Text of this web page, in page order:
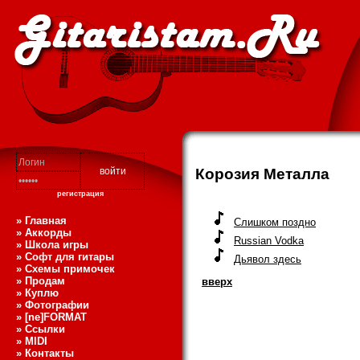
регистрация
Корозия Металла
» Главная
» Аккорды
» Школа игры
» Софт для гитары
» Схемы примочек
» Продам
» Куплю
» Фотографии
» [ne]FORMAT
» Ссылки
» MIDI
» Контакты
Слишком поздно
Russian Vodka
Дьявол здесь
вверх